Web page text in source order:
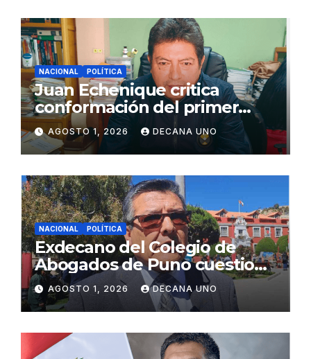
NACIONAL POLÍTICA
Juan Echenique critica
conformación del primer
gabinete ministerial de Keiko
Fujimori
AGOSTO 1, 2026 DECANA UNO
NACIONAL POLÍTICA
Exdecano del Colegio de
Abogados de Puno cuestiona
propuestas sobre seguridad
ciudadana
AGOSTO 1, 2026 DECANA UNO